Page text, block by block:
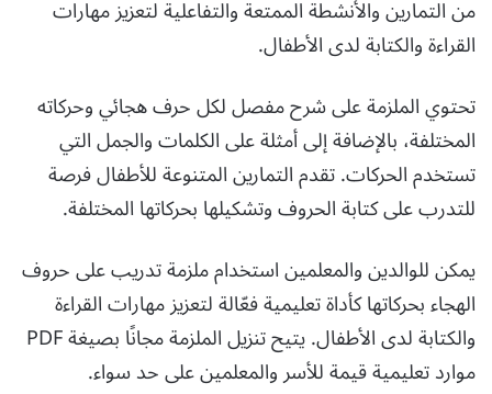
من التمارين والأنشطة الممتعة والتفاعلية لتعزيز مهارات
القراءة والكتابة لدى الأطفال.
تحتوي الملزمة على شرح مفصل لكل حرف هجائي وحركاته
المختلفة، بالإضافة إلى أمثلة على الكلمات والجمل التي
تستخدم الحركات. تقدم التمارين المتنوعة للأطفال فرصة
للتدرب على كتابة الحروف وتشكيلها بحركاتها المختلفة.
يمكن للوالدين والمعلمين استخدام ملزمة تدريب على حروف
الهجاء بحركاتها كأداة تعليمية فعّالة لتعزيز مهارات القراءة
والكتابة لدى الأطفال. يتيح تنزيل الملزمة مجانًا بصيغة PDF
موارد تعليمية قيمة للأسر والمعلمين على حد سواء.